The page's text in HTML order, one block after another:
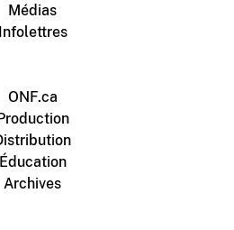
Médias
Infolettres
ONF.ca
Éducation
Archives